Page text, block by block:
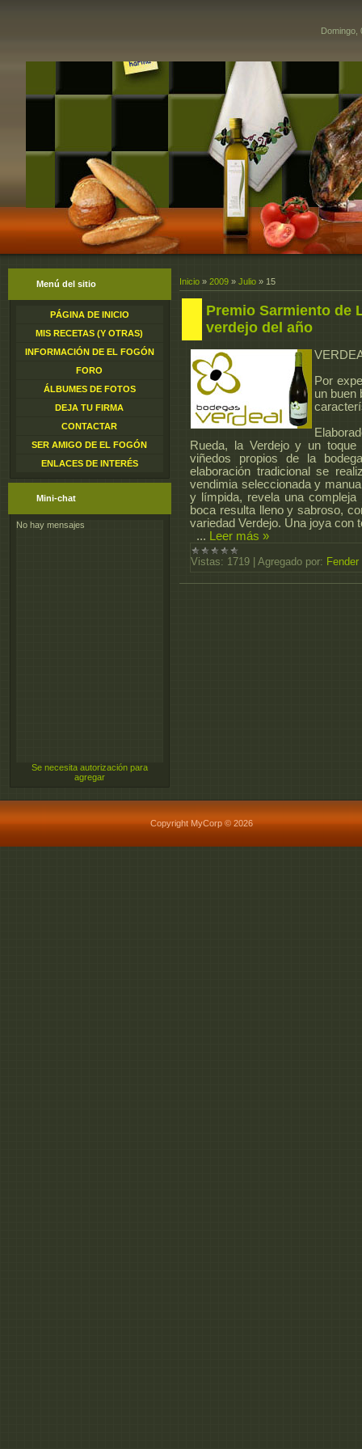
Domingo,
Menú del sitio
PÁGINA DE INICIO
MIS RECETAS (Y OTRAS)
INFORMACIÓN DE EL FOGÓN
FORO
ÁLBUMES DE FOTOS
DEJA TU FIRMA
CONTACTAR
SER AMIGO DE EL FOGÓN
ENLACES DE INTERÉS
Mini-chat
Se necesita autorización para
agregar
Inicio » 2009 » Julio » 15
Premio Sarmiento de
verdejo del año
Por
un buen
Rueda, la Verdejo y un
viñedos propios de la
elaboración tradicional se
vendimia seleccionada y
y límpida, revela una
boca resulta lleno y sabroso,
variedad Verdejo. Una joya con
...
Leer más »
Vistas: 1719 | Agregado por: Fender
Copyright MyCorp © 2026